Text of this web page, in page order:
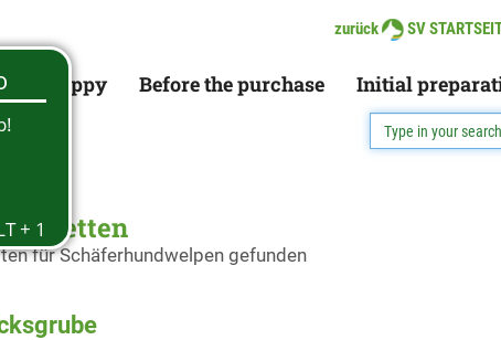
zurück SV
a puppy Before the purchase Initial
in Bretten
für Schäferhundwelpen gefunden